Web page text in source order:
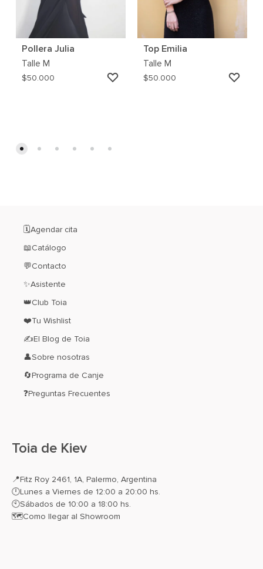
Pollera Julia
Talle M
$50.000
AGREGAR
Top Emilia
Talle M
$50.000
🗓️Agendar cita
📖Catálogo
💬Contacto
✨Asistente
👑Club Toia
❤️Tu Wishlist
✍El Blog de Toia
👤Sobre nosotras
🔄Programa de Canje
❓Preguntas Frecuentes
Toia de Kiev
📍Fitz Roy 2461, 1A, Palermo, Argentina
🕛Lunes a Viernes de 12:00 a 20:00 hs.
🕙Sábados de 10:00 a 18:00 hs.
🗺️Como llegar al Showroom